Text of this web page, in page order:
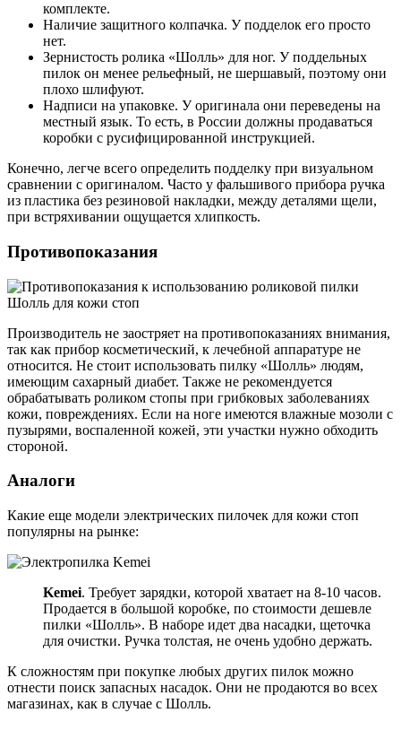
комплекте.
Наличие защитного колпачка. У подделок его просто
нет.
Зернистость ролика «Шолль» для ног. У поддельных
пилок он менее рельефный, не шершавый, поэтому они
плохо шлифуют.
Надписи на упаковке. У оригинала они переведены на
местный язык. То есть, в России должны продаваться
коробки с русифицированной инструкцией.
Конечно, легче всего определить подделку при визуальном
сравнении с оригиналом. Часто у фальшивого прибора ручка
из пластика без резиновой накладки, между деталями щели,
при встряхивании ощущается хлипкость.
Противопоказания
Производитель не заостряет на противопоказаниях внимания,
так как прибор косметический, к лечебной аппаратуре не
относится. Не стоит использовать пилку «Шолль» людям,
имеющим сахарный диабет. Также не рекомендуется
обрабатывать роликом стопы при грибковых заболеваниях
кожи, повреждениях. Если на ноге имеются влажные мозоли с
пузырями, воспаленной кожей, эти участки нужно обходить
стороной.
Аналоги
Какие еще модели электрических пилочек для кожи стоп
популярны на рынке:
Kemei. Требует зарядки, которой хватает на 8-10 часов.
Продается в большой коробке, по стоимости дешевле
пилки «Шолль». В наборе идет два насадки, щеточка
для очистки. Ручка толстая, не очень удобно держать.
К сложностям при покупке любых других пилок можно
отнести поиск запасных насадок. Они не продаются во всех
магазинах, как в случае с Шолль.